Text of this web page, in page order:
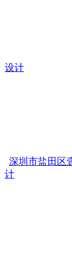
设计
深圳市盐田区
计